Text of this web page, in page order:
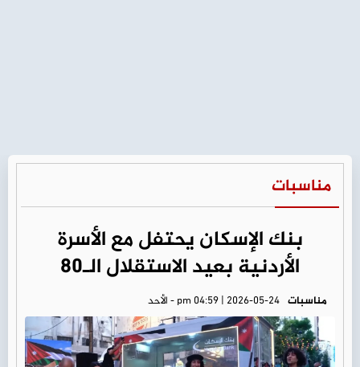
مناسبات
بنك الإسكان يحتفل مع الأسرة
الأردنية بعيد الاستقلال الـ80
مناسبات pm 04:59 | 2026-05-24 - الأحد